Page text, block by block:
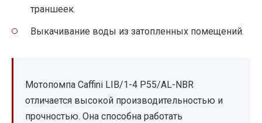
траншеек.
Выкачивание воды из затопленных помещений.
Мотопомпа Caffini LIB/1-4 P55/AL-NBR
отличается высокой производительностью и
прочностью. Она способна работать